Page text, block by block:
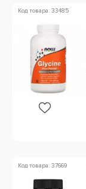
Код товара: 33485
Код товара: 37669